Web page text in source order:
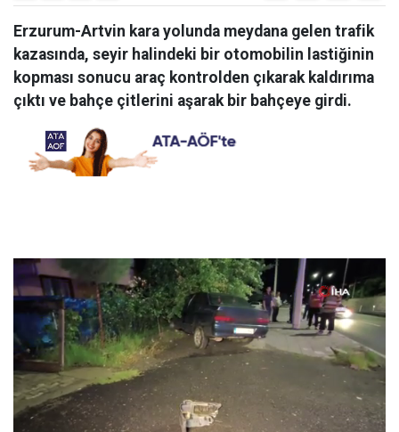
Erzurum-Artvin kara yolunda meydana gelen trafik
kazasında, seyir halindeki bir otomobilin lastiğinin
kopması sonucu araç kontrolden çıkarak kaldırıma
çıktı ve bahçe çitlerini aşarak bir bahçeye girdi.